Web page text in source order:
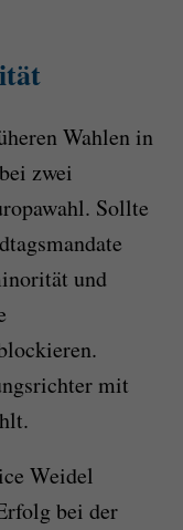
Wahlen in
zwei
Sollte
und
mit
Weidel
bei der